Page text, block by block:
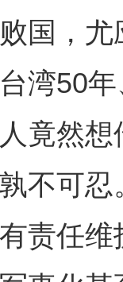
国，
湾50
竟然
不可
责任